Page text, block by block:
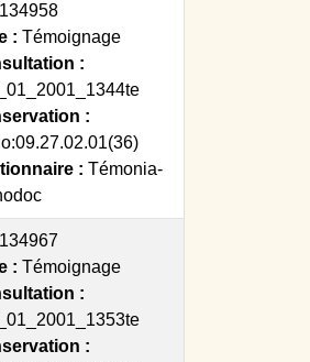
134958
: Témoignage
:
:
: Témonia-
134967
: Témoignage
:
: